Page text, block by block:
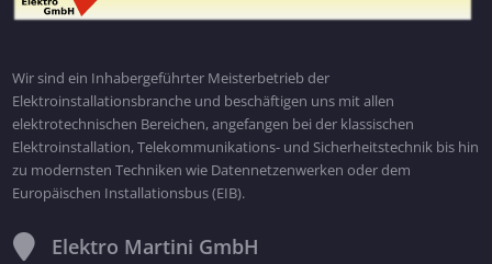
Wir sind ein Inhabergeführter Meisterbetrieb der
Elektroinstallationsbranche und beschäftigen uns mit allen
elektrotechnischen Bereichen, angefangen bei der klassischen
Elektroinstallation, Telekommunikations- und Sicherheitstechnik bis hin
zu modernsten Techniken wie Datennetzenwerken oder dem
Europäischen Installationsbus (EIB).
Elektro Martini GmbH